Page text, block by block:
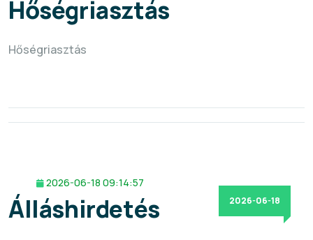
Hőségriasztás
Hőségriasztás
2026-06-18
2026-06-18 09:14:57
Álláshirdetés